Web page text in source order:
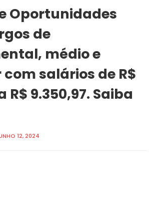
Oportunidades
de
médio e
salários de R$
R$ 9.350,97. Saiba
12, 2024